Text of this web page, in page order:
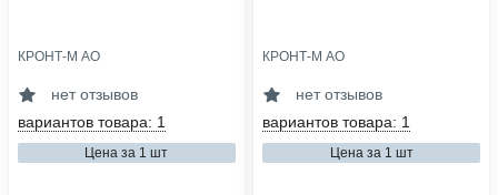
100
категория помещения:
ii-v
тип установки:
КРОНТ-М АО
нет отзывов
вариантов товара: 1
Цена за 1 шт
i-v
передвижной
количество ламп, шт:
КРОНТ-М АО
нет отзывов
вариантов товара: 1
Цена за 1 шт